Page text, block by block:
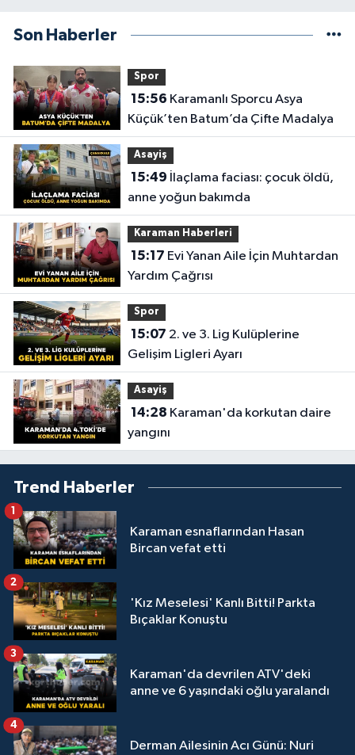
Son Haberler
Spor
15:56
Küçük’ten Batum’da Çifte Madalya
Asayiş
15:49
anne yoğun bakımda
Karaman Haberleri
15:17
Yardım Çağrısı
Spor
15:07
Gelişim Ligleri Ayarı
Asayiş
14:28
yangını
Trend Haberler
Karaman esnaflarından Hasan
Bircan vefat etti
1
'Kız Meselesi' Kanlı Bitti! Parkta
Bıçaklar Konuştu
2
Karaman'da devrilen ATV'deki
anne ve 6 yaşındaki oğlu yaralandı
3
Derman Ailesinin Acı Günü: Nuri
4